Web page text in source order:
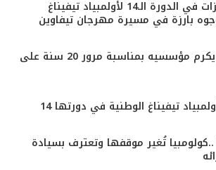
ب
ر
k
ب
أملن.. تتويج الفائزات في الدورة الـ14 لأولمبياد تيفيناغ
بارزة في مسيرة مهرجان تيفاوين
مهرجان تيفاوين يكرم مؤسسيه بمناسبة مرور 20 سنة على
تيفيناغ الوطنية في دورتها 14
..كولومبيا تُغير موقفها وتعترف بسيادة